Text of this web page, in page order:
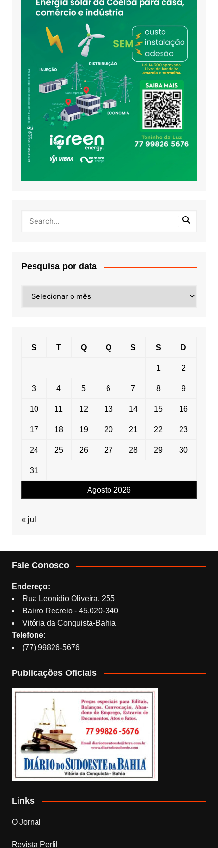
Pesquisa por data
por
Agosto 2026
S T Q Q S S D
1 2
3 4 5 6 7 8 9
10 11 12 13 14 15 16
17 18 19 20 21 22 23
24 25 26 27 28 29 30
31
« jul
Fale Conosco
Endereço:
Rua Leonídio Oliveira, 255
Bairro Recreio - 45.020-340
Vitória da Conquista-Bahia
Telefone:
(77) 99826-5676
Publicações Oficiais
Links
O Jornal
Revista Perfil